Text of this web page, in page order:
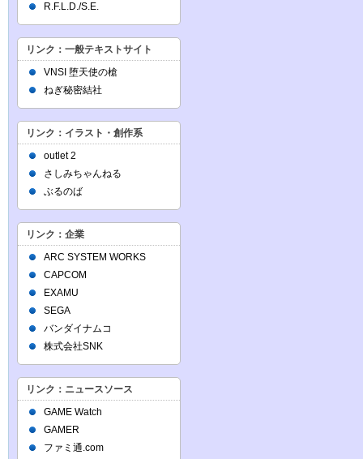
R.F.L.D./S.E.
リンク：一般テキストサイト
VNSI 堕天使の槍
ねぎ秘密結社
リンク：イラスト・創作系
outlet 2
さしみちゃんねる
ぶるのば
リンク：企業
ARC SYSTEM WORKS
CAPCOM
EXAMU
SEGA
バンダイナムコ
株式会社SNK
リンク：ニュースソース
GAME Watch
GAMER
ファミ通.com